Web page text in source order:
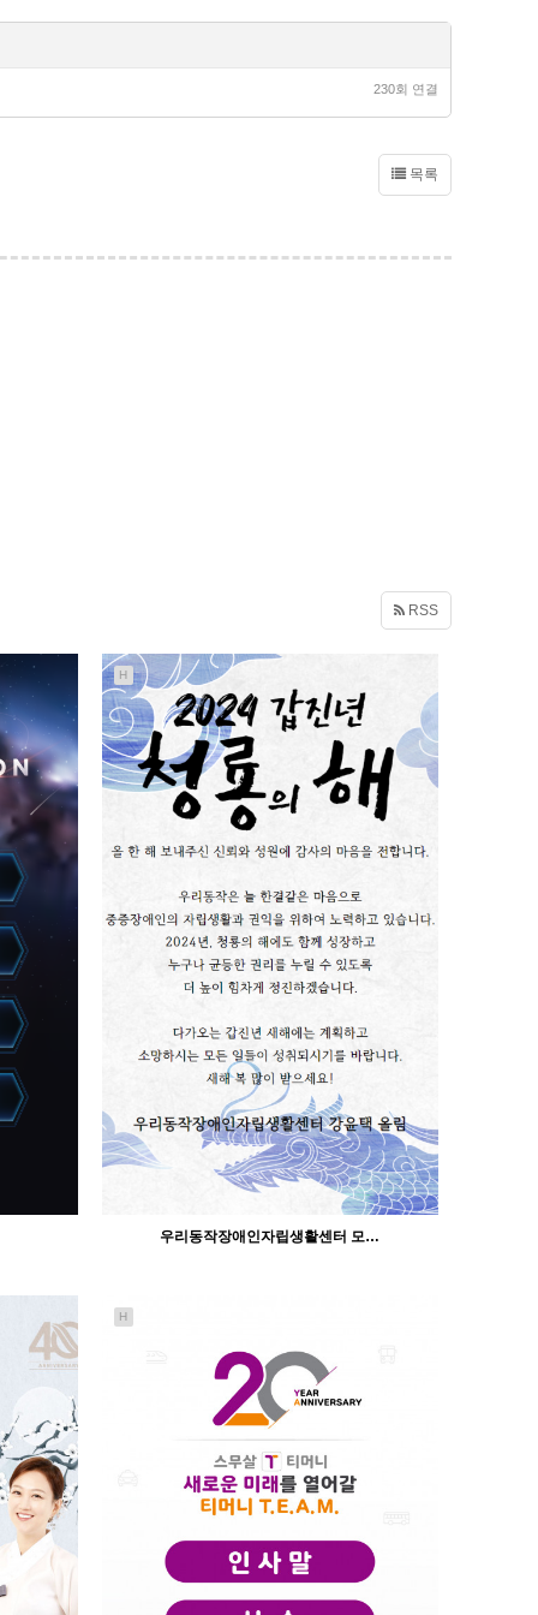
230회 연결
목록
RSS
H
1139
02-23
인바이트미
우리동작장애인자립생활센터 모…
H